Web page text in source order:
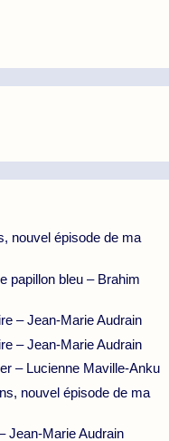
nouvel épisode de ma
papillon bleu – Brahim
– Jean-Marie Audrain
– Jean-Marie Audrain
– Lucienne Maville-Anku
nouvel épisode de ma
Jean-Marie Audrain